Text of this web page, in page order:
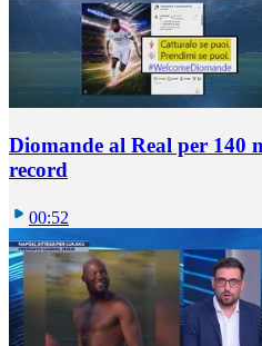
Diomande al Real per 140
record
00:52